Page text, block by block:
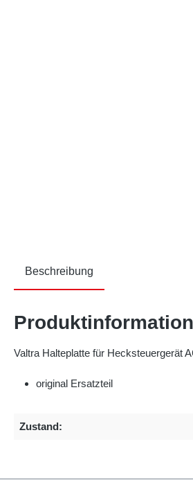
Beschreibung
Valtra Halteplatte für Hecksteuergerät
original Ersatzteil
Zustand: